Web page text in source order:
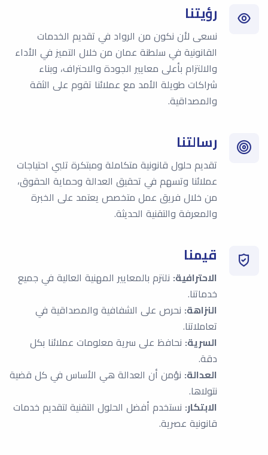
رؤيتنا
نسعى لأن نكون من الرواد في تقديم الخدمات
القانونية في سلطنة عمان من خلال التميز في الأداء
والالتزام بأعلى معايير الجودة والاحتراف، وبناء
شراكات طويلة الأمد مع عملائنا تقوم على الثقة
والمصداقية.
رسالتنا
تقديم حلول قانونية متكاملة ومبتكرة تلبي احتياجات
عملائنا وتسهم في تحقيق العدالة وحماية الحقوق،
من خلال فريق عمل متخصص يعتمد على الخبرة
والمعرفة والتقنية الحديثة.
قيمنا
الاحترافية: نلتزم بالمعايير المهنية العالية في جميع
خدماتنا.
النزاهة: نحرص على الشفافية والمصداقية في
تعاملاتنا.
السرية: نحافظ على سرية معلومات عملائنا بكل
دقة.
العدالة: نؤمن أن العدالة هي الأساس في كل قضية
نتولاها.
الابتكار: نستخدم أفضل الحلول التقنية لتقديم خدمات
قانونية عصرية.